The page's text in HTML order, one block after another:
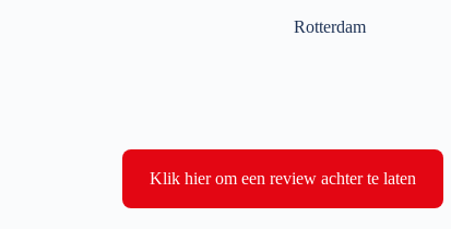
Rotterdam
Klik hier om een review achter te laten